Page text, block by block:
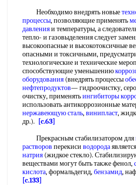
Необходимо внедрять новые
процессы, позволяющие применять
давленияи температуры, а
тепло- и газовыделения следует
высокоопасные и высокотоксичные
опасными и токсичными,
технологические и технические
способствующие уменьшению
оборудования (внедрять процессы
нефтепродуктов— гидроочистку,
очистку, применятьингибиторы
использовать антикоррозионные
нержавеющую сталь,винипласт,
др.).
[c.63]
Прекрасным стабилизатором для
растворов перекиси водородаявляется
натрия (жидкое стекло).
веществами могут быть также фенол,
кислота, формальдегид,бензамид,
[c.133]